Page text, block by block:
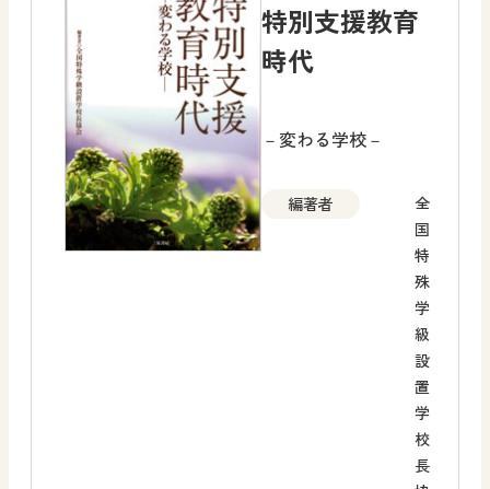
特別支援教育
時代
－変わる学校－
編著者
全
国
特
殊
学
級
設
置
学
校
長